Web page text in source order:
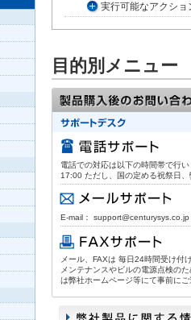
実行可能なアクシ
目的別メニュー
電話での対応は以下の時間帯で行
17:00 ただし、国の定める祝祭日
E-mail： support@centurysys.co.jp
メール、FAXは 毎日24時間受け付
メンテナンスやビルの電源点検の
は弊社ホームページ等にて事前に